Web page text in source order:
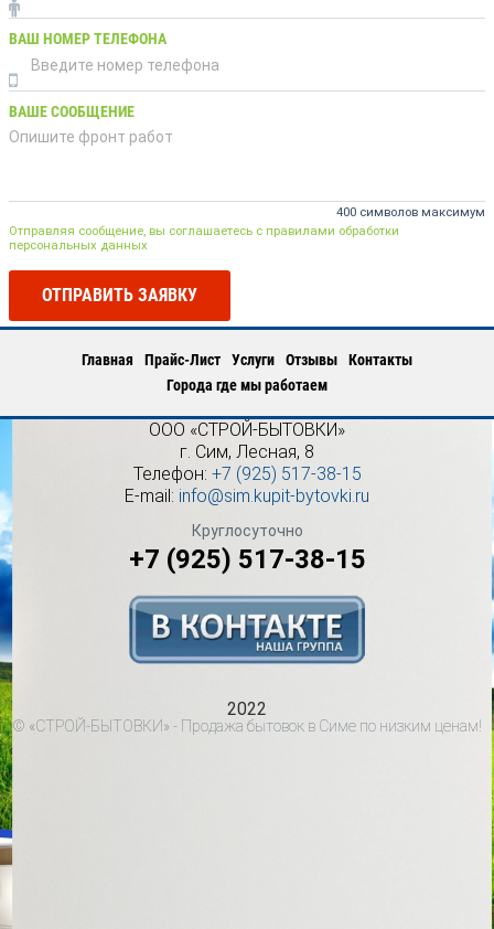
ВАШ НОМЕР ТЕЛЕФОНА
ВАШЕ СООБЩЕНИЕ
400 символов максимум
Отправляя сообщение, вы соглашаетесь с правилами обработки
персональных данных
ОТПРАВИТЬ ЗАЯВКУ
Главная Прайс-Лист Услуги Отзывы
Контакты
Города где мы работаем
ООО «СТРОЙ-БЫТОВКИ»
г. Сим, Лесная, 8
Телефон: +7 (925) 517-38-15
E-mail: info@sim.kupit-bytovki.ru
Круглосуточно
+7 (925) 517-38-15
2022
© «СТРОЙ-БЫТОВКИ» - Продажа бытовок в Симе по низким ценам!